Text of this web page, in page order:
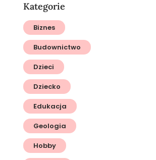
Kategorie
Biznes
Budownictwo
Dzieci
Dziecko
Edukacja
Geologia
Hobby